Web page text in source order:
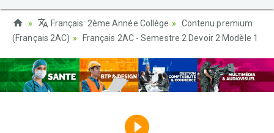
Français: 2ème Année Collège
Contenu premium
(Français 2AC)
Français 2AC - Semestre 2 Devoir 2 Modèle 1